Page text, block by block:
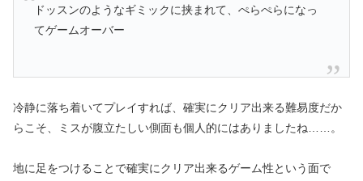
ドッスンのようなギミックに挟まれて、ぺらぺらになっ
てゲームオーバー
冷静に落ち着いてプレイすれば、確実にクリア出来る難易度だか
らこそ、ミスが腹立たしい側面も個人的にはありましたね……。
地に足をつけることで確実にクリア出来るゲーム性という面で